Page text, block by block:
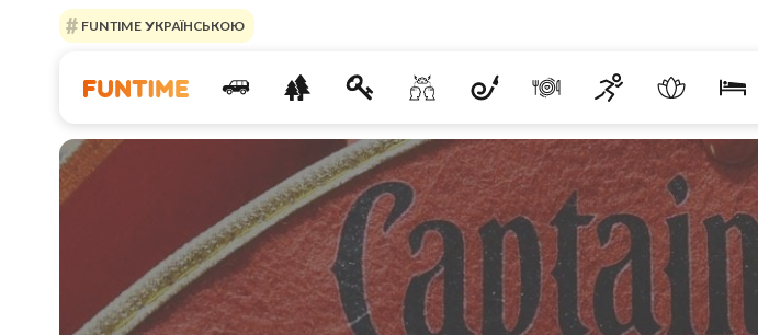
FUNTIME УКРАЇНСЬКОЮ